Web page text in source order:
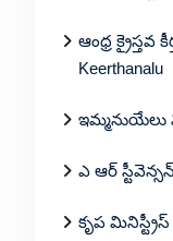
ఆంధ్ర క్రైస్తవ
Keerthanalu
ఇమ్మనుయేలు
ఎ ఆర్
కృప మినిస్ట్రీస్